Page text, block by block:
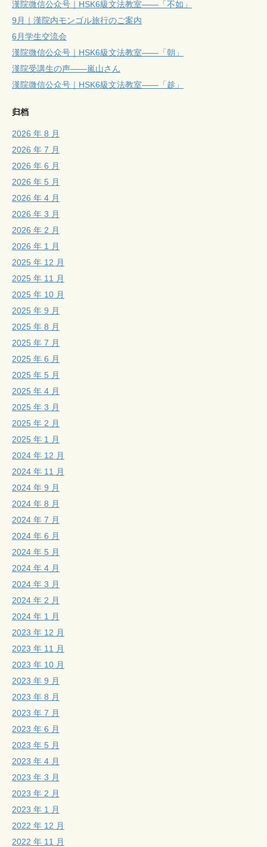
漢院微信公众号｜HSK6級文法教室——「不如」
9月｜漢院内モンゴル旅行のご案内
6月学生交流会
漢院微信公众号｜HSK6級文法教室——「朝」
漢院受講生の声——嵐山さん
漢院微信公众号｜HSK6級文法教室——「趁」
归档
2026 年 8 月
2026 年 7 月
2026 年 6 月
2026 年 5 月
2026 年 4 月
2026 年 3 月
2026 年 2 月
2026 年 1 月
2025 年 12 月
2025 年 11 月
2025 年 10 月
2025 年 9 月
2025 年 8 月
2025 年 7 月
2025 年 6 月
2025 年 5 月
2025 年 4 月
2025 年 3 月
2025 年 2 月
2025 年 1 月
2024 年 12 月
2024 年 11 月
2024 年 9 月
2024 年 8 月
2024 年 7 月
2024 年 6 月
2024 年 5 月
2024 年 4 月
2024 年 3 月
2024 年 2 月
2024 年 1 月
2023 年 12 月
2023 年 11 月
2023 年 10 月
2023 年 9 月
2023 年 8 月
2023 年 7 月
2023 年 6 月
2023 年 5 月
2023 年 4 月
2023 年 3 月
2023 年 2 月
2023 年 1 月
2022 年 12 月
2022 年 11 月